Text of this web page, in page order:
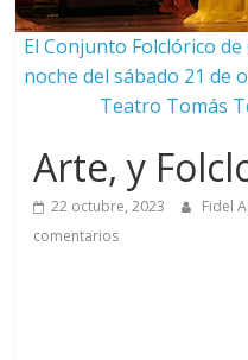
El Conjunto Folclórico
noche del sábado 21 de
Teatro Tomás
Arte, y
22 octubre, 2023 Fidel
comentarios